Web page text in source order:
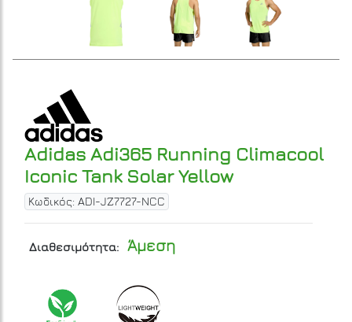
Adidas Adi365 Running Climacool
Iconic Tank Solar Yellow
Κωδικός: ADI-JZ7727-NCC
Διαθεσιμότητα: Άμεση